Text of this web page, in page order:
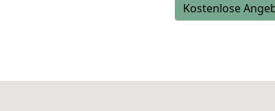
Kostenlose